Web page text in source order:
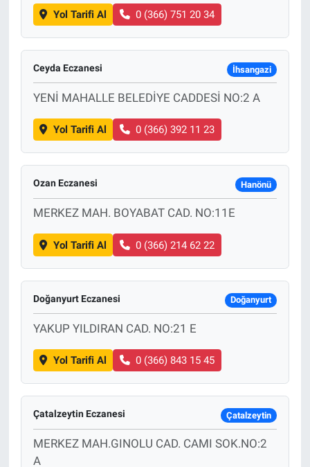
Yol Tarifi Al 0 (366) 751 20 34
Ceyda Eczanesi İhsangazi
YENİ MAHALLE BELEDİYE CADDESİ NO:2 A
Yol Tarifi Al 0 (366) 392 11 23
Ozan Eczanesi Hanönü
MERKEZ MAH. BOYABAT CAD. NO:11E
Yol Tarifi Al 0 (366) 214 62 22
Doğanyurt Eczanesi Doğanyurt
YAKUP YILDIRAN CAD. NO:21 E
Yol Tarifi Al 0 (366) 843 15 45
Çatalzeytin Eczanesi Çatalzeytin
MERKEZ MAH.GINOLU CAD. CAMI SOK.NO:2
A